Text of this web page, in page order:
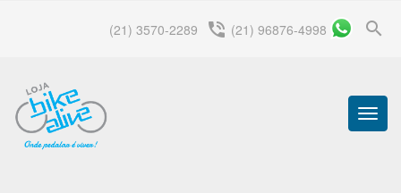
search
(21) 3570-2289 phone_in_talk (21) 96876-4998
Menu